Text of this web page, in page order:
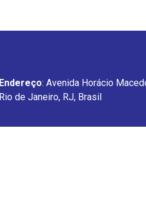
Endereço: Avenida Horácio
Rio de Janeiro, RJ, Brasil